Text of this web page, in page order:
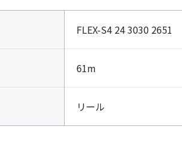
FLEX-S4 24 3030 2651
61m
リール